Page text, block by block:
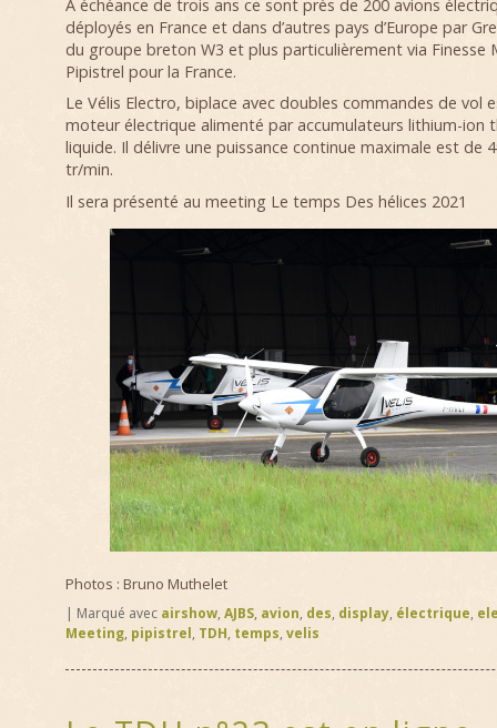
A échéance de trois ans ce sont près de 200 avions
déployés en France et dans d’autres pays d’Europe par
du groupe breton W3 et plus particulièrement via Finesse
Pipistrel pour la France.
Le Vélis Electro, biplace avec doubles commandes de vol
moteur électrique alimenté par accumulateurs lithium-ion
liquide. Il délivre une puissance continue maximale est de
tr/min.
Il sera présenté au meeting Le temps Des hélices 2021
Photos : Bruno Muthelet
| Marqué avec airshow, AJBS, avion, des, display, électrique,
Meeting, pipistrel, TDH, temps, velis